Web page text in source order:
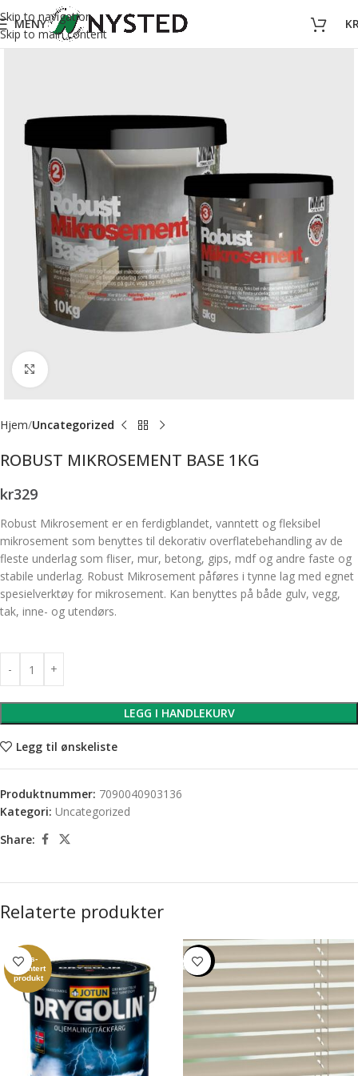
Skip to navigation
Skip to main content
MENY
Forstørr bilde
Hjem Uncategorized
ROBUST MIKROSEMENT BASE 1KG
kr329
Robust Mikrosement er en ferdigblandet, vanntett og fleksibel
mikrosement som benyttes til dekorativ overflatebehandling av de
fleste underlag som fliser, mur, betong, gips, mdf og andre faste og
stabile underlag. Robust Mikrosement påføres i tynne lag med egnet
spesielverktøy for mikrosement. Kan benyttes på både gulv, vegg,
tak, inne- og utendørs.
LEGG I HANDLEKURV
Legg til ønskeliste
Produktnummer: 7090040903136
Kategori: Uncategorized
Share:
Relaterte produkter
Pris-
garantert
produkt
-40%